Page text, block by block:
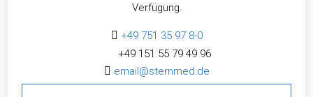
Verfügung.
 +49 751 35 97 8-0
+49 151 55 79 49 96
 email@sternmed.de